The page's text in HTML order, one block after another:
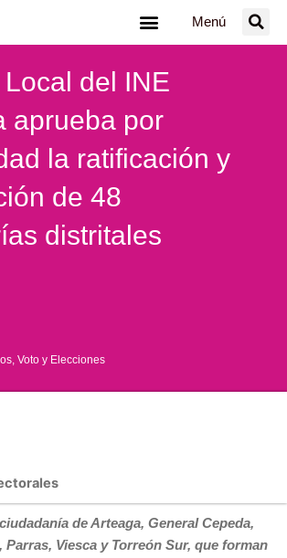
Menú
del INE
aprueba por
la ratificación y
de 48
distritales
Voto y Elecciones
de Arteaga, General Cepeda,
Parras, Viesca y Torreón Sur, que forman